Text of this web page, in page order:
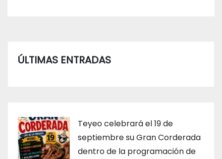
ÚLTIMAS ENTRADAS
Teyeo celebrará el 19 de
septiembre su Gran Corderada
dentro de la programación de